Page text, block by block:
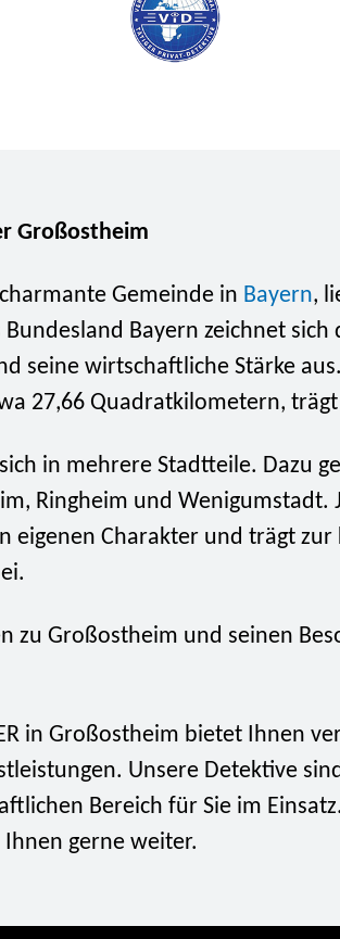
Großostheim
Gemeinde in Bayern,
Bayern zeichnet sich
seine wirtschaftliche Stärke
27,66 Quadratkilometern,
in mehrere Stadtteile. Dazu
Ringheim und Wenigumstadt.
eigenen Charakter und trägt
zu Großostheim und seinen
in Großostheim bietet Ihnen
Unsere Detektive
Bereich für Sie im
gerne weiter.